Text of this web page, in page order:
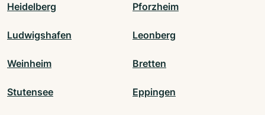
Heidelberg Pforzheim
Ludwigshafen Leonberg
Weinheim Bretten
Stutensee Eppingen